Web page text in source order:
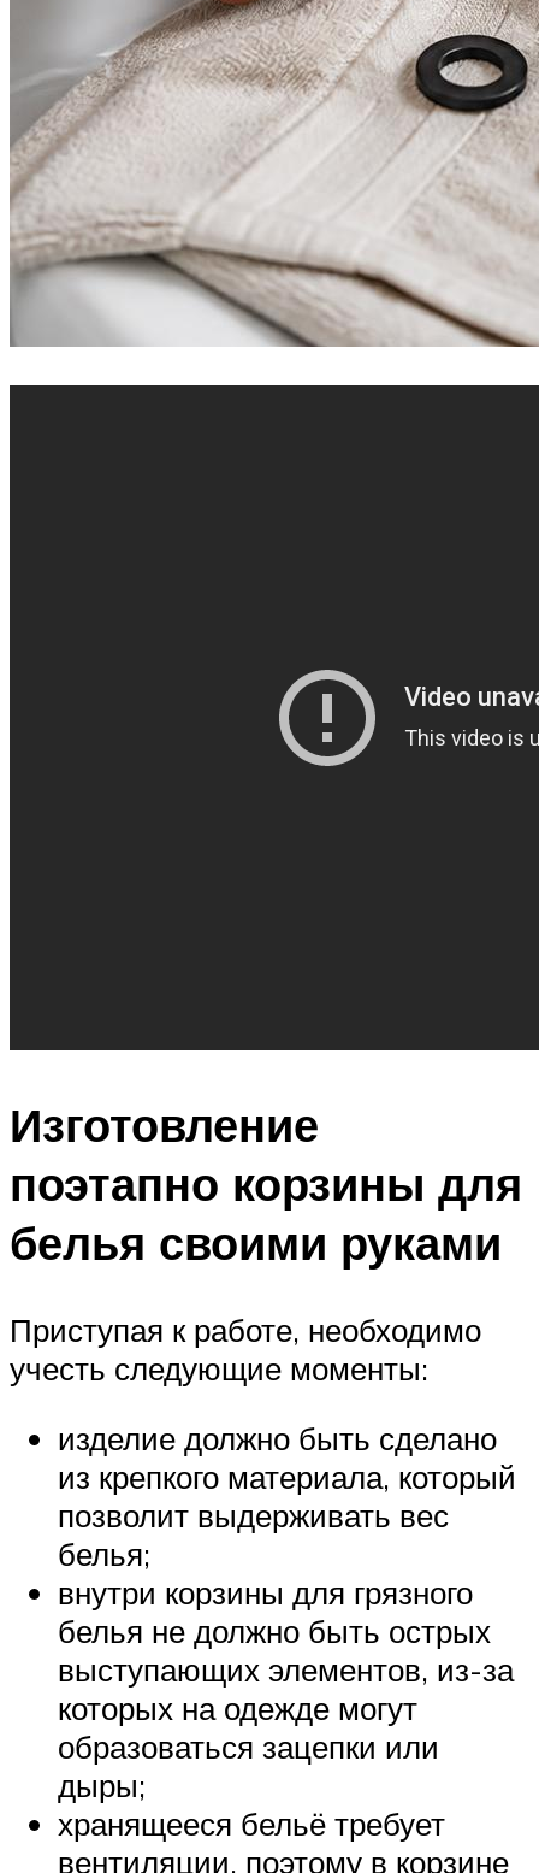
Изготовление
поэтапно корзины для
белья своими руками
Приступая к работе, необходимо
учесть следующие моменты:
изделие должно быть сделано
из крепкого материала, который
позволит выдерживать вес
белья;
внутри корзины для грязного
белья не должно быть острых
выступающих элементов, из-за
которых на одежде могут
образоваться зацепки или
дыры;
хранящееся бельё требует
вентиляции, поэтому в корзине